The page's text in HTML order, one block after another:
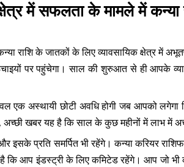
में सफलता के मामले में कन्या
राशि के जातकों के लिए व्यावसायिक क्षेत्र में
पर पहुंचेगा। साल की शुरुआत से ही आपके
एक अस्थायी छोटी अवधि होगी जब आपको लगेगा
अच्छी खबर यह है कि साल के कुछ महीनों में लाभ में
इसके प्रति समर्पित भी रहेंगे। कन्या करियर
कि आप इंडस्ट्री के लिए कमिटेड रहेंगे। आप जो